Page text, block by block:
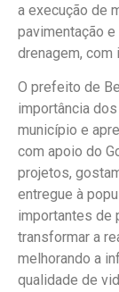
a execução de
pavimentação
drenagem,
O prefeito de
importância
município e
com apoio do
projetos,
entregue à
importantes de
transformar a
melhorando a
qualidade de